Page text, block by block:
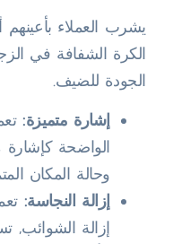
يشرب العملاء بأعينهم
الكرة الشفافة في
الجودة للضيف.
إشارة متميزة:
الواضحة كإشارة
وحالة المكان
إزالة النجاسة:
إزالة الشوائب,